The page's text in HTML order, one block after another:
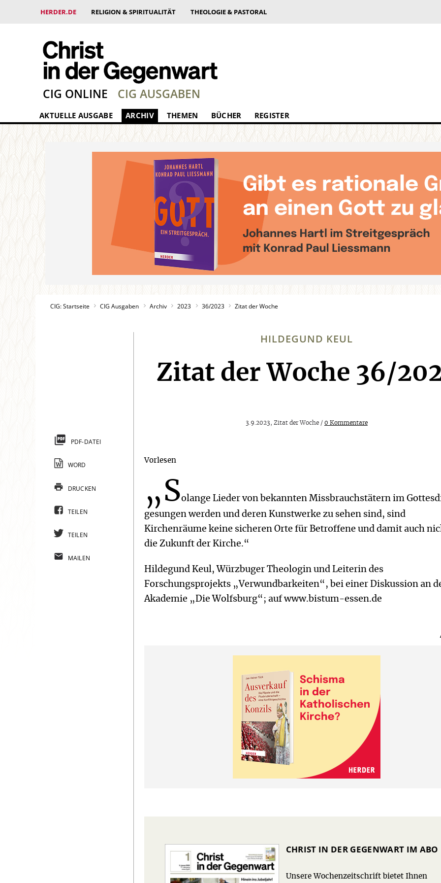
HERDER.DE RELIGION & SPIRITUALITÄT THEOLOGIE & PASTORAL
CIG ONLINE CIG AUSGABEN
AKTUELLE AUSGABE ARCHIV THEMEN BÜCHER REGISTER
CIG: Startseite CIG Ausgaben Archiv 2023 36/2023 Zitat der Woche
HILDEGUND KEUL
:
Zitat der Woche 36/
3.9.2023, Zitat der Woche / 0 Kommentare
Vorlesen
„Solange Lieder von bekannten Missbrauchstätern im
gesungen werden und deren Kunstwerke zu sehen sind, sind
Kirchenräume keine sicheren Orte für Betroffene und damit auch
die Zukunft der Kirche.“
Hildegund Keul, Würzbuger Theologin und Leiterin des
Forschungsprojekts „Verwundbarkeiten“, bei einer Diskussion an
Akademie „Die Wolfsburg“; auf www.bistum-essen.de
CHRIST IN DER GEGENWART IM ABO
Unsere Wochenzeitschrift bietet Ihnen
PDF-DATEI
WORD
DRUCKEN
TEILEN
TEILEN
MAILEN